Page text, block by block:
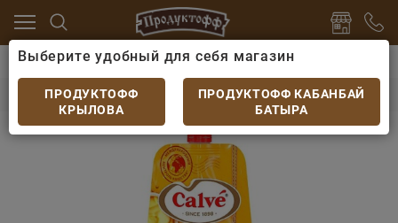
сиропы Соусы, маринады
Соус Calve Сырный
Соус Calve Сырный 230гр
Выберите удобный для себя магазин
ПРОДУКТОФФ
КРЫЛОВА
ПРОДУКТОФФ КАБАНБАЙ
БАТЫРА